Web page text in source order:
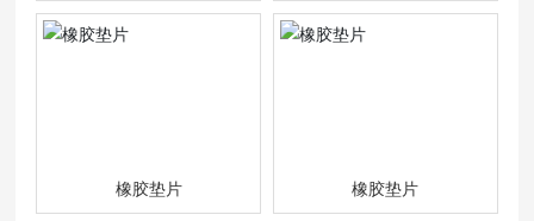
橡胶垫片 橡胶垫片